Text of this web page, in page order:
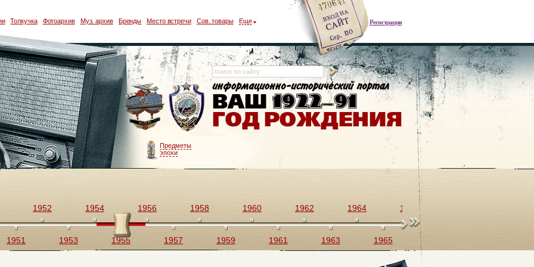
Регистрация
Толкучка Фотоархив Муз. архив Бренды Место встречи Сов. товары Еще
Предметы
эпохи
1951
1952
1953
1954
1955
1956
1957
1958
1959
1960
1961
1962
1963
1964
1965
1966